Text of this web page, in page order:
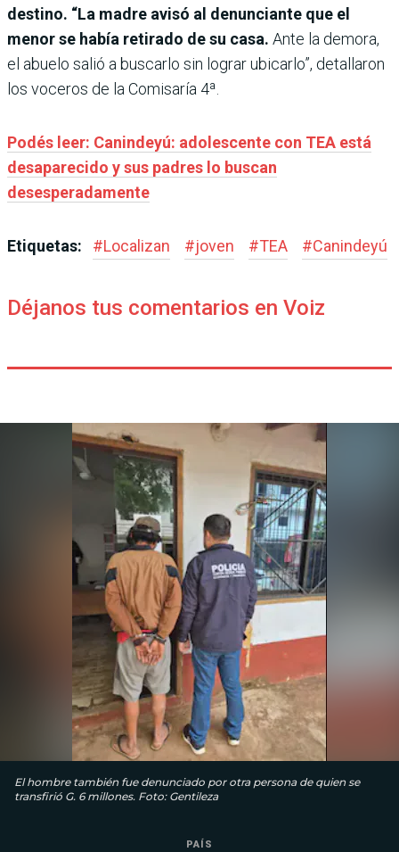
destino. “La madre avisó al denunciante que el
menor se había retirado de su casa. Ante la demora,
el abuelo salió a buscarlo sin lograr ubicarlo”, detallaron
los voceros de la Comisaría 4ª.
Podés leer: Canindeyú: adolescente con TEA está
desaparecido y sus padres lo buscan
desesperadamente
Etiquetas: #Localizan #joven #TEA #Canindeyú
Déjanos tus comentarios en Voiz
El hombre también fue denunciado por otra persona de quien se
transfirió G. 6 millones. Foto: Gentileza
PAÍS